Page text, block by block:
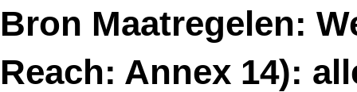
Bron Maatregelen:
Reach: Annex 14):